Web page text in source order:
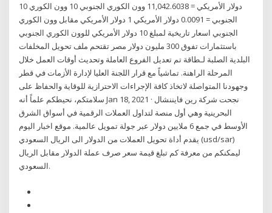
10 دولار الأمريكي = 11,042.6038 وون الكوري الجنوبي 10 وون الكوري
الجنوبي = 0.0091 دولار الأمريكي 1 دولار الأمريكي مقابل وون الكوري
الجنوبي اسعار تاريخية لمبلغ 10 دولار الأمريكي للوون الكوري الجنوبي
باستثمارات تفوق 300 مليون دولار مصر تقتحم ملف تحويل المخلفات
البلدية الصلبة لـطاقة تم تعديل الفروع العاملة وتحديث أوقات العمل خلال
المرحلة الراهنة. تماشياً مع قرار اللجنة العليا لإدارة الأزمات في قطر
وجهودنا المتواصلة لاتخاذ كافة الإجراءات الاحترازية للوقاية والحفاظ على
سلامتكم، نحيطكم علماً أنه Jan 18, 2021 · نجحت شركة رين فايننشال
البحرينية وهي أول منصة لتداول العملات الرقمية في أسواق الشرق
الأوسط في جمع 6 ملايين دولار عبر جولة تمويل عالمية. موقع اخبار اليوم
يقدم أداة تحويل العملات من الدولار الى الريال السعودي (usd/sar)
ليمكنكم من معرفة كم تبلغ قيمة سعر صرف عملة الدولار مقابل الريال
السعودي.